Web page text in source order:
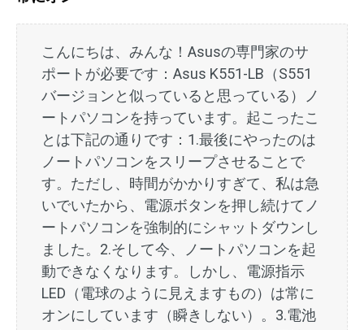
こんにちは、みんな！Asusの専門家のサ
ポートが必要です：Asus K551-LB（S551
バージョンと似っていると思っている）ノ
ートパソコンを持っています。起こったこ
とは下記の通りです：1.最後にやったのは
ノートパソコンをスリープさせることで
す。ただし、時間がかかりすぎて、私は急
いでいたから、電源ボタンを押し続けてノ
ートパソコンを強制的にシャットダウンし
ました。2.そして今、ノートパソコンを起
動できなくなります。しかし、電源指示
LED（電球のように見えますもの）は常に
オンにしています（瞬きしない）。3.電池